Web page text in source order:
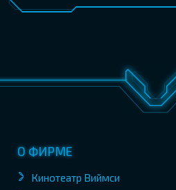
О ФИРМЕ
Кинотеатр Виймси